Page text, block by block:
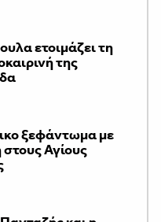
ετοιμάζει τη
της
ξεφάντωμα με
Αγίους